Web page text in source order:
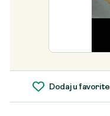
Dodaj u favorite